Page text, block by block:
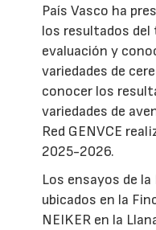
País Vasco ha
los resultados del
evaluación y
variedades de
conocer los
variedades de
Red GENVCE
2025-2026.
Los ensayos de la
ubicados en la
NEIKER en la